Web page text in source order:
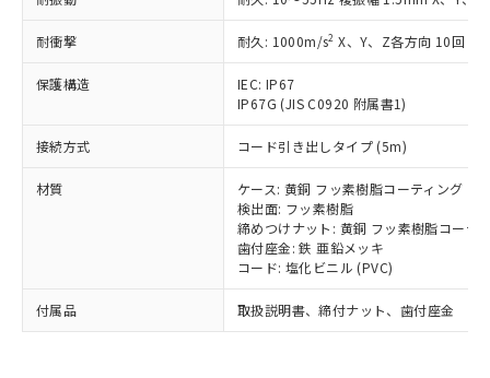
耐衝撃 耐久: 1000m/s2 X、Y、Z各方向 10回
保護構造
IEC: IP67
IP67G (JIS C0920 附属書1)
接続方式 コード引き出しタイプ (5m)
材質
ケース: 黄銅 フッ素樹脂コーティング
検出面: フッ素樹脂
締めつけナット: 黄銅 フッ素樹脂コーテ
歯付座金: 鉄 亜鉛メッキ
コード: 塩化ビニル (PVC)
付属品 取扱説明書、締付ナット、歯付座金
覧された時点での実際の在庫および標
準価格とは異なる場合があることをご
了承ください。
正式な納期状況および標準価格はお客
様のお取引先、またはお客様担当のオ
ムロン制御機器販売店・当社販売員に
ご相談ください。
オムロン制御機器販売店や当社販売拠
販売ネットワーク
」をご確認
在庫状況および標準価格結果を当社の
事前の承諾なく第三者に漏洩または開
示しないようお願いします。
マイパーツ機能（部品リスト作成サー
ビス）をご利用いただくには、I-Web
六価クロム(Cr(Ⅵ)) 1000ppm以下、ポリ臭化ビフェニル
類(PBB) 1000ppm以下、ポリ臭化ジフェニルエーテル類
(PBDE) 1000ppm以下、フタル酸ビス(2-エチルヘキシ
ル) (DEHP)(別名：DOP) 1000ppm以下、フタル酸ブチ
ルベンジル（BBP） 1000ppm以下、フタル酸ジブチル
（DBP） 1000ppm以下、フタル酸ジイソブチル
但し、RoHS指令で産業用監視および制御機器に対する
図的な使用がないことを確認しています。
部品在庫の切り替え状況などにより、予定
月が前後することがあります。
Pb(鉛) :1000ppm、 Hg(水銀) : 1000ppm、 Cd(カドミウ
Cr(Ⅵ)(六価クロム) : 1000ppm、 PBBs(ポリ臭化ビフェ
ニル類) : 1000ppm、 PBDEs(ポリ臭化ジフェニルエーテ
ル類) : 1000ppm、
DBP(フタル酸ジブチル) : 1000ppm、 DIBP(フタル酸ジ
イソブチル) : 1000ppm、 BBP(フタル酸ブチルベンジ
DEHP(フタル酸ビス(2-エチルヘキシル)) : 1000ppm
※2 環境保護使用期限
「ｅ」：有害物質（10物質）のすべてが基
準値以下であることを示します。
「10」：通常の使用状況下において有害物
質が外部に漏えいし、環境に深刻な影響を
国政府の輸出許可(または役務取引許
可)を取得するなどの必要な手続きを
当社は規制貨物を破棄する場合は、完
全に破砕するなど、違法に輸出されな
いよう必要な手段を講じます。
当社は貴社製品を、核兵器、ミサイ
ル、化学兵器、生物兵器またはその他
武器並びにこれらの製造装置等に一切
使用いたしません。
当社は、貴社製品を第三者に販売する
場合は、上記1、2および3の内容を当
該第三者に通知します。また当社は、
販売先および販売に係わる関係者が違
法に輸出するおそれがある場合は、取
一定数以上の在庫あり
一定数には満たないが在庫あり
在庫なし(最新の在庫状況につ
いては、お客様のお取引先、ま
たはお客様担当のオムロン制御
機器販売店・当社販売員にご確
認ください)
白
受注生産機種、また在庫状況の
情報を公開していない機種